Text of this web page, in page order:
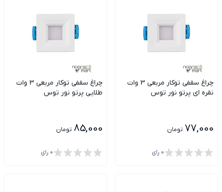
چراغ سقفی توکار مربعی 3 وات
نقره ای پرتو نور توس
77,000 تومان
0 رای
چراغ سقفی توکار مربعی 3 وات
طلایی پرتو نور توس
85,000 تومان
0 رای